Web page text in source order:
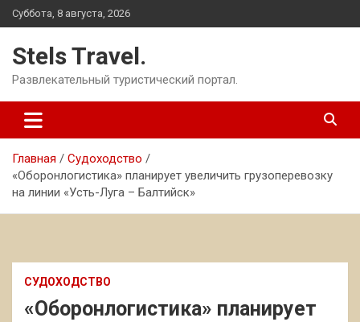
Перейти
к
Суббота, 8 августа, 2026
Stels Travel.
Развлекательный туристический портал.
Главная
Судоходство
«Оборонлогистика» планирует увеличить грузоперевозку
на линии «Усть-Луга – Балтийск»
СУДОХОДСТВО
«Оборонлогистика» планирует